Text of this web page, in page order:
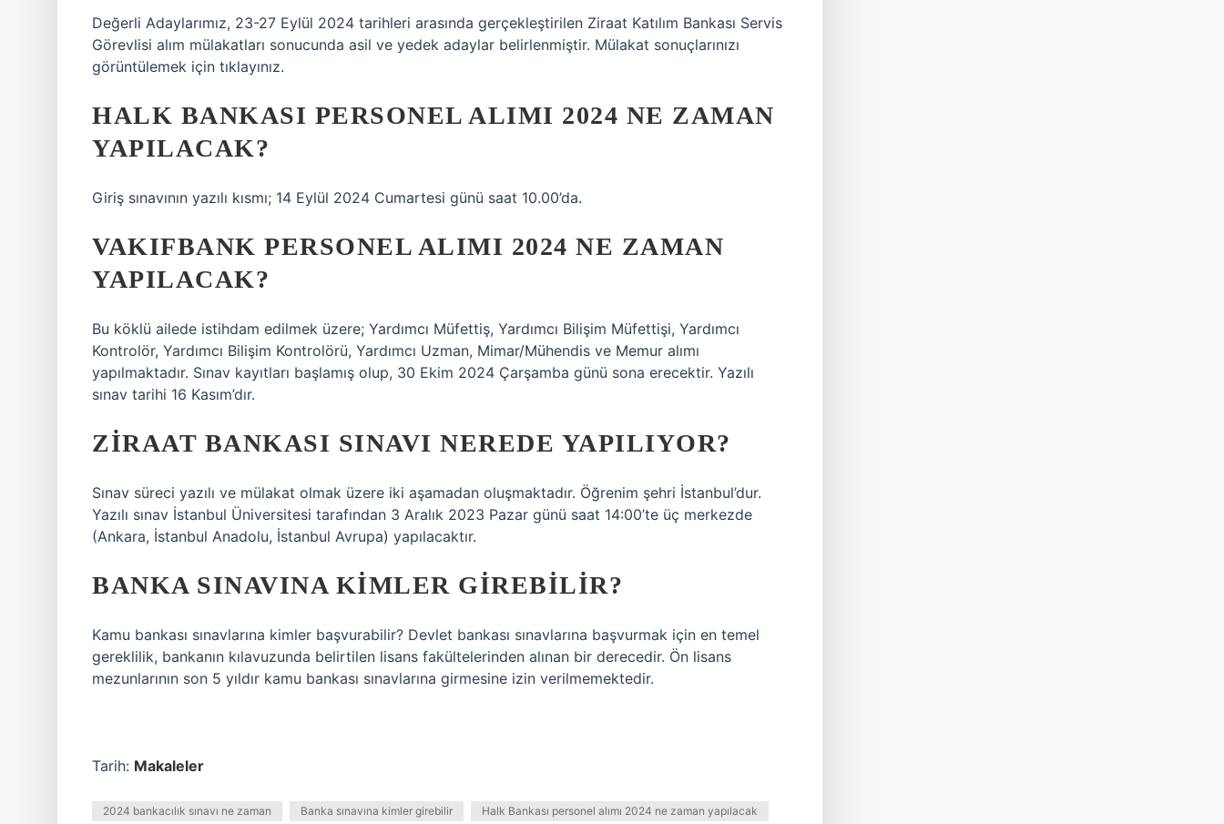
Değerli Adaylarımız, 23-27 Eylül 2024 tarihleri ​​arasında gerçekleştirilen Ziraat Katılım Bankası Servis
Görevlisi alım mülakatları sonucunda asil ve yedek adaylar belirlenmiştir. Mülakat sonuçlarınızı
görüntülemek için tıklayınız.
HALK BANKASI PERSONEL ALIMI 2024 NE ZAMAN
YAPILACAK?
Giriş sınavının yazılı kısmı; 14 Eylül 2024 Cumartesi günü saat 10.00’da.
VAKIFBANK PERSONEL ALIMI 2024 NE ZAMAN
YAPILACAK?
Bu köklü ailede istihdam edilmek üzere; Yardımcı Müfettiş, Yardımcı Bilişim Müfettişi, Yardımcı
Kontrolör, Yardımcı Bilişim Kontrolörü, Yardımcı Uzman, Mimar/Mühendis ve Memur alımı
yapılmaktadır. Sınav kayıtları başlamış olup, 30 Ekim 2024 Çarşamba günü sona erecektir. Yazılı
sınav tarihi 16 Kasım’dır.
ZIRAAT BANKASI SINAVI NEREDE YAPILIYOR?
Sınav süreci yazılı ve mülakat olmak üzere iki aşamadan oluşmaktadır. Öğrenim şehri İstanbul’dur.
Yazılı sınav İstanbul Üniversitesi tarafından 3 Aralık 2023 Pazar günü saat 14:00’te üç merkezde
(Ankara, İstanbul Anadolu, İstanbul Avrupa) yapılacaktır.
BANKA SINAVINA KIMLER GIREBILIR?
Kamu bankası sınavlarına kimler başvurabilir? Devlet bankası sınavlarına başvurmak için en temel
gereklilik, bankanın kılavuzunda belirtilen lisans fakültelerinden alınan bir derecedir. Ön lisans
mezunlarının son 5 yıldır kamu bankası sınavlarına girmesine izin verilmemektedir.
Tarih: Makaleler
2024 bankacılık sınavı ne zaman Banka sınavına kimler girebilir Halk Bankası personel alımı 2024 ne zaman yapılacak